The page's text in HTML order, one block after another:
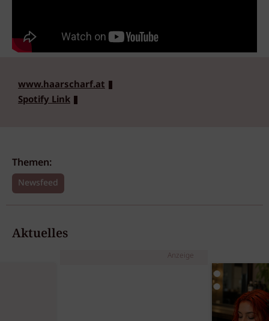
www.haarscharf.at
Spotify Link
Themen:
Newsfeed
Aktuelles
Anzeige